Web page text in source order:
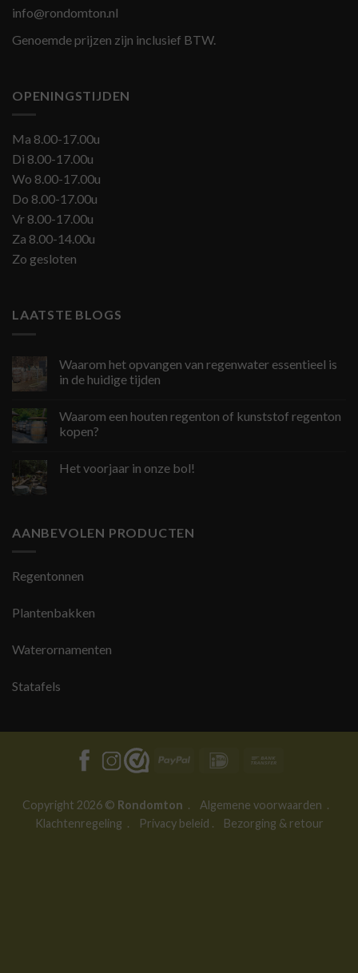
info@rondomton.nl
Genoemde prijzen zijn inclusief BTW.
OPENINGSTIJDEN
Ma 8.00-17.00u
Di 8.00-17.00u
Wo 8.00-17.00u
Do 8.00-17.00u
Vr 8.00-17.00u
Za 8.00-14.00u
Zo gesloten
LAATSTE BLOGS
Waarom het opvangen van regenwater essentieel is
in de huidige tijden
Waarom een houten regenton of kunststof regenton
kopen?
Het voorjaar in onze bol!
AANBEVOLEN PRODUCTEN
Regentonnen
Plantenbakken
Waterornamenten
Statafels
PayPal IDeal
Copyright 2026 © Rondomton . Algemene voorwaarden .
Klachtenregeling . Privacy beleid . Bezorging & retour